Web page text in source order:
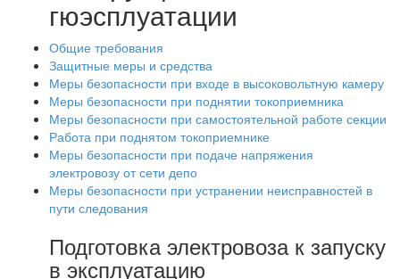
гюэсплуатации
Общие требования
Защитные меры и средства
Меры безопасности при входе в высоковольтную камеру
Меры безопасности при поднятии токоприемника
Меры безопасности при самостоятельной работе секции
Работа при поднятом токоприемнике
Меры безопасности при подаче напряжения
электровозу от сети депо
Меры безопасности при устранении неисправностей в
пути следования
Подготовка электровоза к запуску
в эксплуатацию